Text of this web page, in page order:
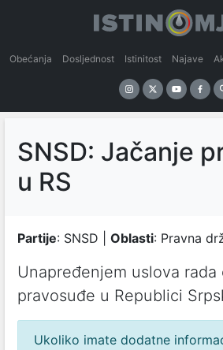
Obećanja Dosljednost Istinitost Najave
SNSD: Jačanje
u RS
Partije: SNSD | Oblasti: Pravna
Unаpređenjem uslovа rаdа
prаvosuđe u Republici
Ukoliko imate dodatne